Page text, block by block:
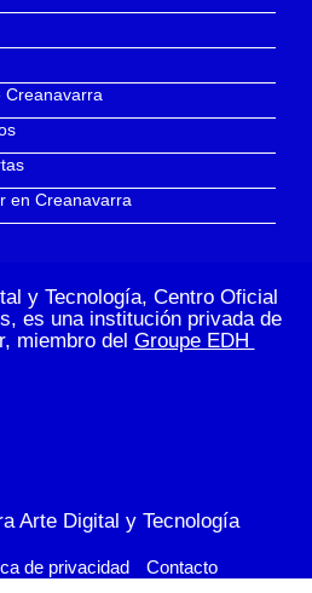
Creanavarra
en Creanavarra
y Tecnología, Centro Oficial
es una institución privada de
miembro del Groupe EDH
Arte Digital y Tecnología
de privacidad Contacto